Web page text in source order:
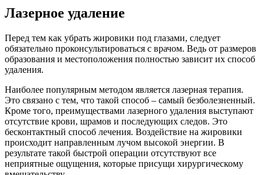
Лазерное удаление
Перед тем как убрать жировики под глазами, следует
обязательно проконсультироваться с врачом. Ведь от размеров
образования и местоположения полностью зависит их способ
удаления.
Наиболее популярным методом является лазерная терапия.
Это связано с тем, что такой способ – самый безболезненный.
Кроме того, преимуществами лазерного удаления выступают
отсутствие крови, шрамов и последующих следов. Это
бесконтактный способ лечения. Воздействие на жировики
происходит направленным лучом высокой энергии. В
результате такой быстрой операции отсутствуют все
неприятные ощущения, которые присущи хирургическому